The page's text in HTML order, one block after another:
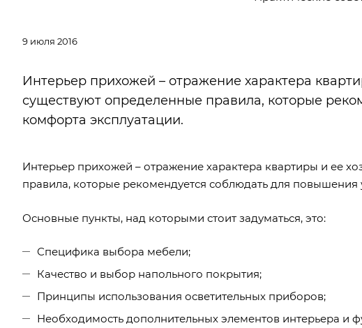
9 июля 2016
Интерьер прихожей – отражение характера
существуют определенные правила, которые
комфорта эксплуатации.
Интерьер прихожей – отражение характера квартиры и ее
правила, которые рекомендуется соблюдать для повышения
Основные пункты, над которыми стоит задуматься, это:
Специфика выбора мебели;
Качество и выбор напольного покрытия;
Принципы использования осветительных приборов;
Необходимость дополнительных элементов интерьера и